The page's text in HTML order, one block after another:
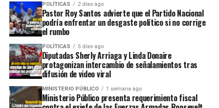
POLÍTICAS 2 días ago
Pastor Roy Santos advierte que el Partido Nacional
podría enfrentar un desgaste político si no corrige
el rumbo
POLÍTICAS 5 días ago
Diputadas Sherly Arriaga y Linda Donaire
protagonizan intercambio de señalamientos tras
difusión de video viral
MINISTERIO PÚBLICO 1 semana ago
Ministerio Público presenta requerimiento fiscal